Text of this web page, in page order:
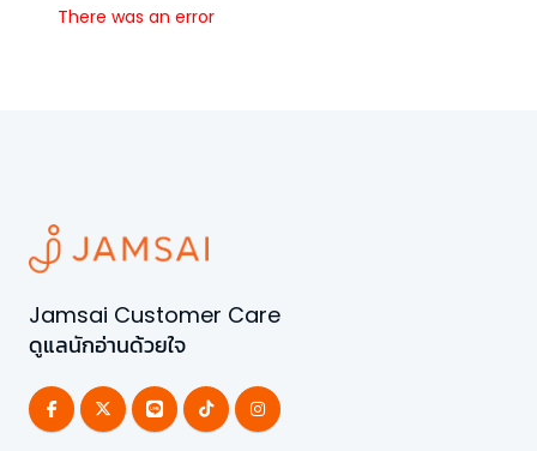
There was an error
Jamsai Customer Care
ดูแลนักอ่านด้วยใจ